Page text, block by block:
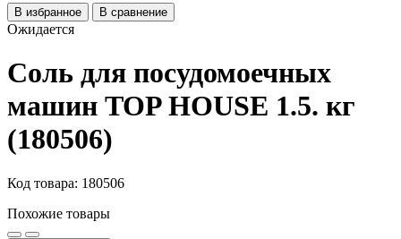
В избранное В сравнение
Ожидается
Соль для посудомоечных
машин TOP HOUSE 1.5. кг
(180506)
Код товара: 180506
Похожие товары